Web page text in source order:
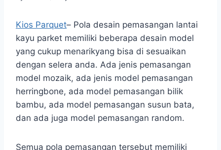
Kios Parquet– Pola desain pemasangan lantai
kayu parket memiliki beberapa desain model
yang cukup menarikyang bisa di sesuaikan
dengan selera anda. Ada jenis pemasangan
model mozaik, ada jenis model pemasangan
herringbone, ada model pemasangan bilik
bambu, ada model pemasangan susun bata,
dan ada juga model pemasangan random.
Semua pola pemasangan tersebut memiliki